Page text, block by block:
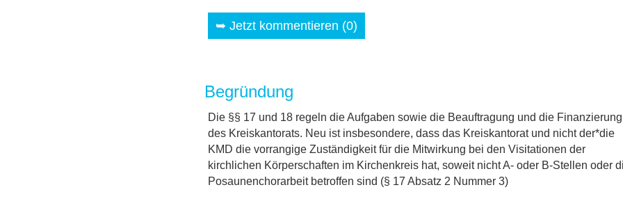
➥ Jetzt kommentieren (0)
Begründung
Die §§ 17 und 18 regeln die Aufgaben sowie die Beauftragung und die Finanzierung
des Kreiskantorats. Neu ist insbesondere, dass das Kreiskantorat und nicht der*die
KMD die vorrangige Zuständigkeit für die Mitwirkung bei den Visitationen der
kirchlichen Körperschaften im Kirchenkreis hat, soweit nicht A- oder B-Stellen oder
Posaunenchorarbeit betroffen sind (§ 17 Absatz 2 Nummer 3)